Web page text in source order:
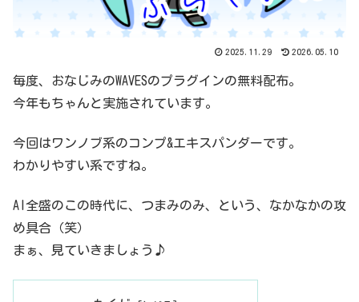
2025.11.29 2026.05.10
毎度、おなじみのWAVESのプラグインの無料配布。
今年もちゃんと実施されています。
今回はワンノブ系のコンプ&エキスパンダーです。
わかりやすい系ですね。
AI全盛のこの時代に、つまみのみ、という、なかなかの攻
め具合（笑）
まぁ、見ていきましょう♪